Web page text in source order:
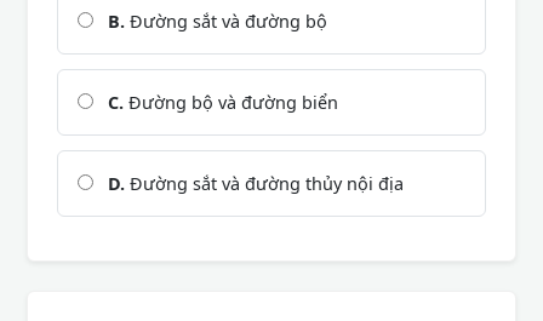
B. Đường sắt và đường bộ
C. Đường bộ và đường biển
D. Đường sắt và đường thủy nội địa